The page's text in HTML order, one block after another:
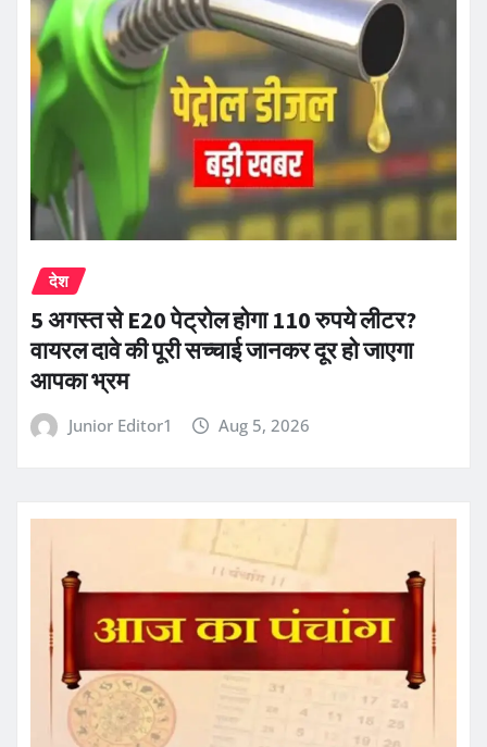
देश
5 अगस्त से E20 पेट्रोल होगा 110 रुपये लीटर?
वायरल दावे की पूरी सच्चाई जानकर दूर हो जाएगा
आपका भ्रम
Junior Editor1 Aug 5, 2026